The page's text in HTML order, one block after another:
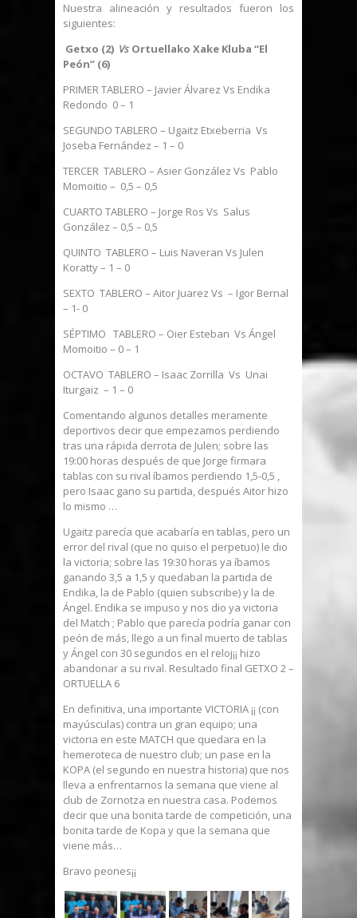
Nuestra alineación y resultados fueron los
siguientes:
Getxo (2) Vs Ortuellako Xake Kluba “El
Peón” (6)
PRIMER TABLERO – Javier Álvarez Vs Endika
Redondo 0 – 1
SEGUNDO TABLERO – Ugaitz Etxeberria Vs
Joseba Fernández – 1 – 0
TERCER TABLERO – Asier González Vs Pablo
Momoitio – 0,5 – 0,5
CUARTO TABLERO – Jorge Ros Vs Salus
González – 0,5 – 0,5
QUINTO TABLERO – Luis Naveran Vs Julen
Koratty – 1 – 0
SEXTO TABLERO – Aitor Juarez Vs – Igor Bernal
– 1- 0
SÉPTIMO TABLERO – Oier Esteban Vs Ángel
Momoitio – 0 – 1
OCTAVO TABLERO – Isaac Zorrilla Vs Unai
Iturgaiz – 1 – 0
Comentando algunos detalles meramente
deportivos decir que empezamos perdiendo
tras una rápida derrota de Julen; sobre las
19:00 horas después de que Jorge firmara
tablas con su rival íbamos perdiendo 1,5-0,5 ,
pero Isaac gano su partida, después Aitor hizo
lo mismo …
Ugaitz parecía que acabaría en tablas, pero un
error del rival (que no quiso el perpetuo) le dio
la victoria; sobre las 19:30 horas ya íbamos
ganando 3,5 a 1,5 y quedaban la partida de
Endika, la de Pablo (quien subscribe) y la de
Ángel. Endika se impuso y nos dio ya victoria
del Match ; Pablo que parecía podría ganar con
peón de más, llego a un final muerto de tablas
y Ángel con 30 segundos en el reloj¡¡ hizo
abandonar a su rival. Resultado final GETXO 2 –
ORTUELLA 6
En definitiva, una importante VICTORIA ¡¡ (con
mayúsculas) contra un gran equipo; una
victoria en este MATCH que quedara en la
hemeroteca de nuestro club; un pase en la
KOPA (el segundo en nuestra historia) que nos
lleva a enfrentarnos la semana que viene al
club de Zornotza en nuestra casa. Podemos
decir que una bonita tarde de competición, una
bonita tarde de Kopa y que la semana que
viene más…
Bravo peones¡¡